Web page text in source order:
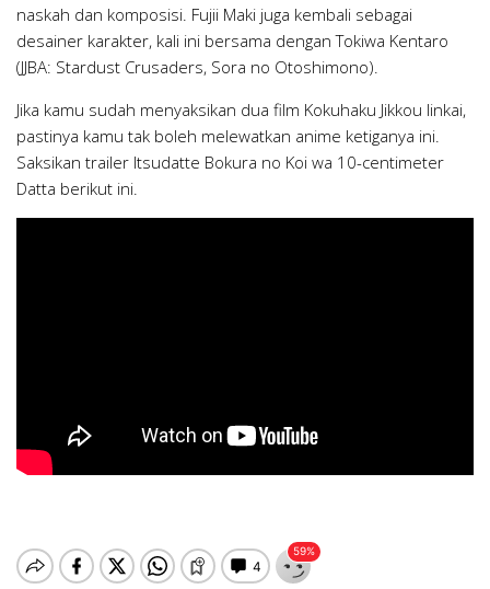
naskah dan komposisi. Fujii Maki juga kembali sebagai
desainer karakter, kali ini bersama dengan Tokiwa Kentaro
(JJBA: Stardust Crusaders, Sora no Otoshimono).
Jika kamu sudah menyaksikan dua film Kokuhaku Jikkou Iinkai,
pastinya kamu tak boleh melewatkan anime ketiganya ini.
Saksikan trailer Itsudatte Bokura no Koi wa 10-centimeter
Datta berikut ini.